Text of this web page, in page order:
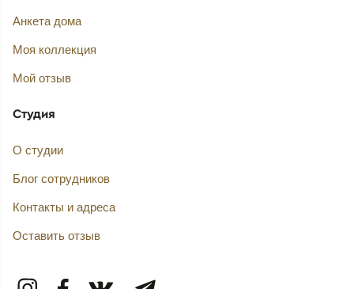
Анкета дома
Моя коллекция
Мой отзыв
Студия
О студии
Блог сотрудников
Контакты и адреса
Оставить отзыв